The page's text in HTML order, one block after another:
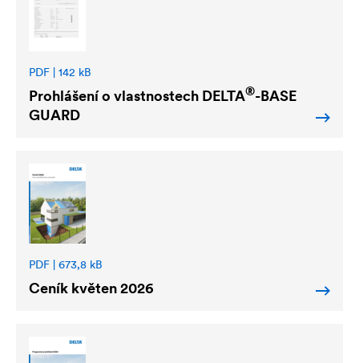
PDF | 142 kB
Prohlášení o vlastnostech DELTA®-BASE
GUARD
PDF | 673,8 kB
Ceník květen 2026